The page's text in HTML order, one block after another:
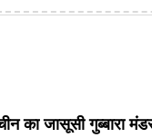
का जासूसी गुब्बारा